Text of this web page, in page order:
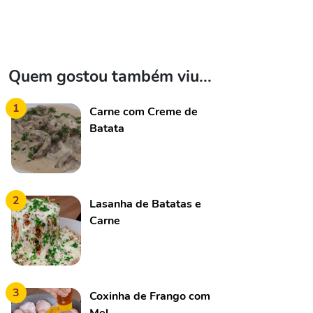
Quem gostou também viu...
1
Carne com Creme de
Batata
2
Lasanha de Batatas e
Carne
3
Coxinha de Frango com